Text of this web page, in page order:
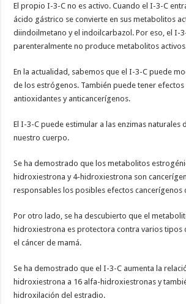
El propio I-3-C no es activo. Cuando el I-3-C
ácido gástrico se convierte en sus metabolitos
diindoilmetano y el indoilcarbazol. Por eso, el I-
parenteralmente no produce metabolitos
En la actualidad, sabemos que el I-3-C puede
de los estrógenos. También puede tener
antioxidantes y anticancerígenos.
El I-3-C puede estimular a las enzimas naturales
nuestro cuerpo.
Se ha demostrado que los metabolitos
hidroxiestrona y 4-hidroxiestrona son
responsables los posibles efectos cancerígenos
Por otro lado, se ha descubierto que el
hidroxiestrona es protectora contra varios tipos
el cáncer de mamá.
Se ha demostrado que el I-3-C aumenta la
hidroxiestrona a 16 alfa-hidroxiestronas y
hidroxilación del estradio.